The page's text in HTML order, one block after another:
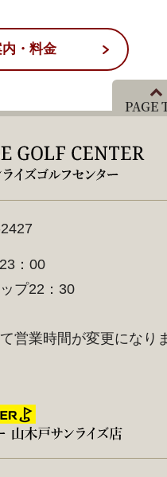
・料金
PAGE
：00
プ22：30
営業時間が変更になり